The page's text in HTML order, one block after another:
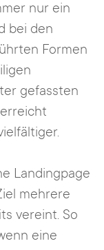
nur ein
bei den
Formen
gefassten
Landingpage
mehrere
vereint. So
eine